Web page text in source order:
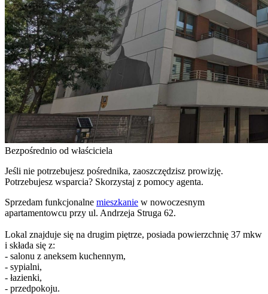
Bezpośrednio od właściciela
Jeśli nie potrzebujesz pośrednika, zaoszczędzisz prowizję.
Potrzebujesz wsparcia? Skorzystaj z pomocy agenta.
Sprzedam funkcjonalne mieszkanie w nowoczesnym
apartamentowcu przy ul. Andrzeja Struga 62.
Lokal znajduje się na drugim piętrze, posiada powierzchnię 37 mkw
i składa się z:
- salonu z aneksem kuchennym,
- sypialni,
- łazienki,
- przedpokoju.